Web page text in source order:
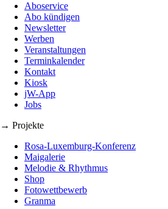
Aboservice
Abo kündigen
Newsletter
Werben
Veranstaltungen
Terminkalender
Kontakt
Kiosk
jW-App
Jobs
→ Projekte
Rosa-Luxemburg-Konferenz
Maigalerie
Melodie & Rhythmus
Shop
Fotowettbewerb
Granma